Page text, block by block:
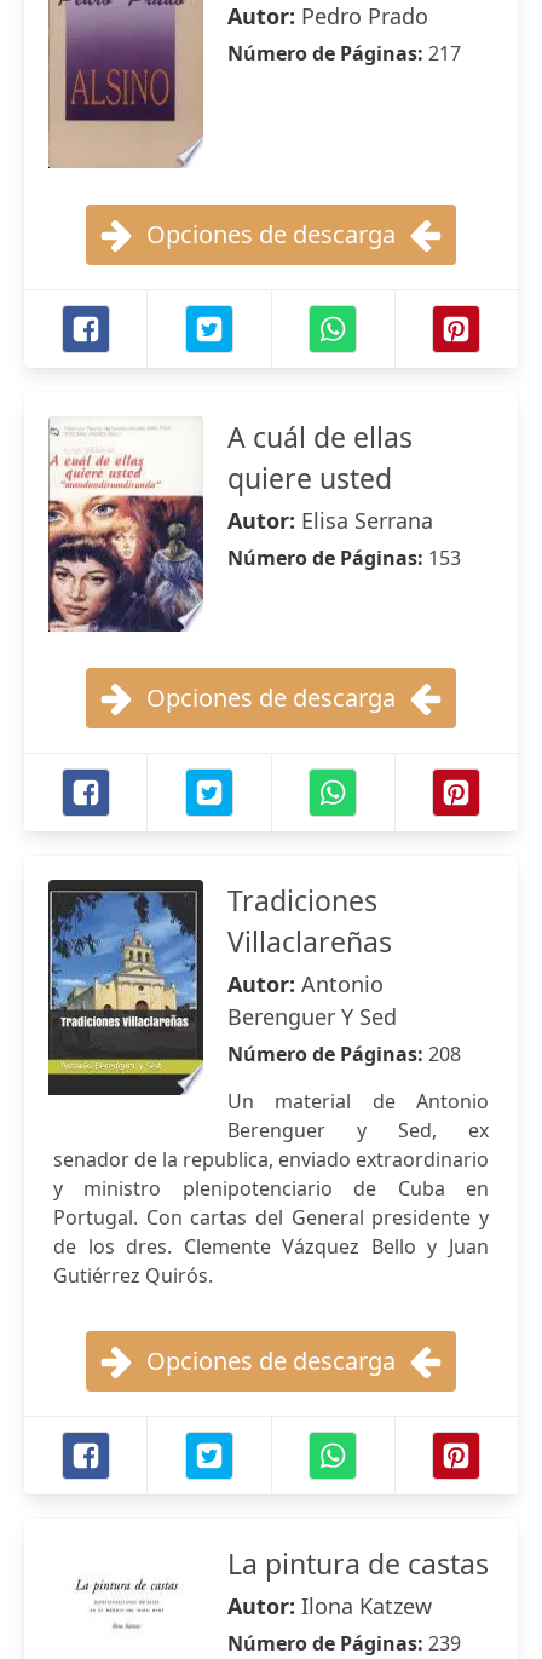
Autor: Pedro Prado
Número de Páginas: 217
Opciones de descarga
A cuál de ellas
quiere usted
Autor: Elisa Serrana
Número de Páginas: 153
Opciones de descarga
Tradiciones
Villaclareñas
Autor: Antonio
Berenguer Y Sed
Número de Páginas: 208
Un material de Antonio
Berenguer y Sed, ex
senador de la republica, enviado extraordinario
y ministro plenipotenciario de Cuba en
Portugal. Con cartas del General presidente y
de los dres. Clemente Vázquez Bello y Juan
Gutiérrez Quirós.
Opciones de descarga
La pintura de castas
Autor: Ilona Katzew
Número de Páginas: 239